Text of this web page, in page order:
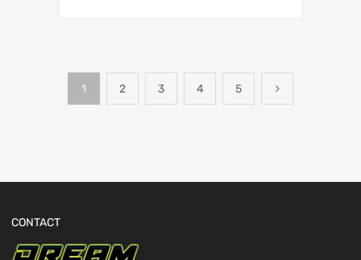
1 2 3 4 5
CONTACT